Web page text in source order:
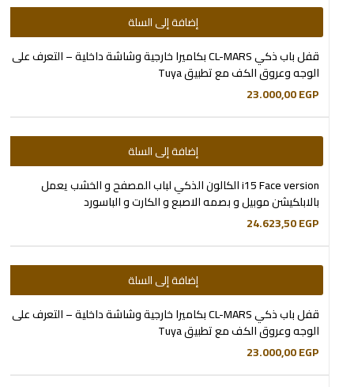
إضافة إلى السلة
قفل باب ذكي CL-MARS بكاميرا خارجية وشاشة داخلية – التعرف على
الوجه وعروق الكف مع تطبيق Tuya
23.000,00EGP
إضافة إلى السلة
i15 Face version الكالون الذكي لباب المصفح و الخشب يعمل
بالابلكيشن موبيل و بصمه الاصبع و الكارت و الباسورد
24.623,50EGP
إضافة إلى السلة
قفل باب ذكي CL-MARS بكاميرا خارجية وشاشة داخلية – التعرف على
الوجه وعروق الكف مع تطبيق Tuya
23.000,00EGP